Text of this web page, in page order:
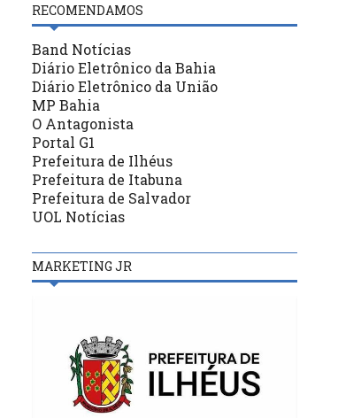
26/04/18
FNDC elege coordenação
para mandato até 2020
RECOMENDAMOS
Band Notícias
Diário Eletrônico da Bahia
Diário Eletrônico da União
MP Bahia
O Antagonista
Portal G1
Prefeitura de Ilhéus
Prefeitura de Itabuna
Prefeitura de Salvador
UOL Notícias
MARKETING JR